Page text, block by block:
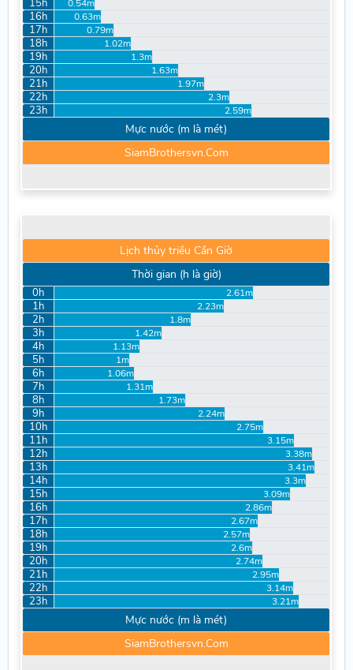
15h 0.54m
16h 0.63m
17h 0.79m
18h 1.02m
19h 1.3m
20h 1.63m
21h 1.97m
22h 2.3m
23h 2.59m
Mực nước (m là mét)
SiamBrothersvn.Com
Lịch thủy triều Cần Giờ
Thời gian (h là giờ)
0h 2.61m
1h 2.23m
2h 1.8m
3h 1.42m
4h 1.13m
5h 1m
6h 1.06m
7h 1.31m
8h 1.73m
9h 2.24m
10h 2.75m
11h 3.15m
12h 3.38m
13h 3.41m
14h 3.3m
15h 3.09m
16h 2.86m
17h 2.67m
18h 2.57m
19h 2.6m
20h 2.74m
21h 2.95m
22h 3.14m
23h 3.21m
Mực nước (m là mét)
SiamBrothersvn.Com